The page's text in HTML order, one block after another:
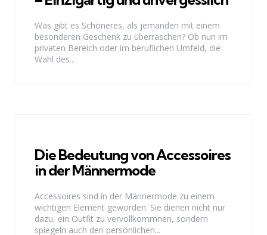
Was gibt es Schöneres, als jemanden mit einem
besonderen Geschenk zu überraschen? Ob nun im
privaten Bereich oder im beruflichen Umfeld, die
Wahl des...
Die Bedeutung von Accessoires
in der Männermode
Accessoires sind in der Männermode zu einem
wichtigen Element geworden. Sie dienen nicht nur
dazu, ein Outfit zu vervollkommnen, sondern
spiegeln auch den persönlichen...